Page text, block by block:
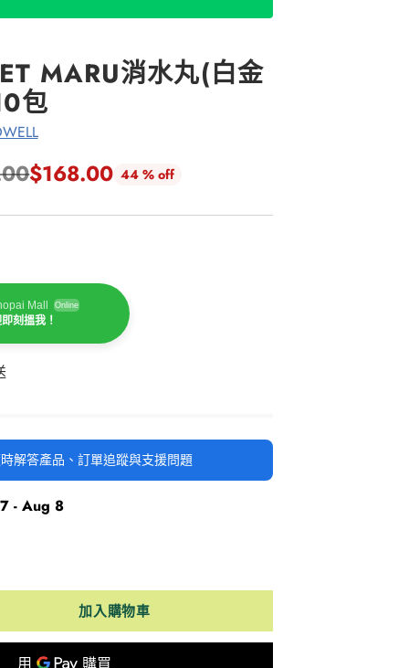
MARU消水丸(白金
包
$168.00 44 % off
Mall Online
刻搵我！
解答產品、訂單追蹤與支援問題
- Aug 8
加入購物車